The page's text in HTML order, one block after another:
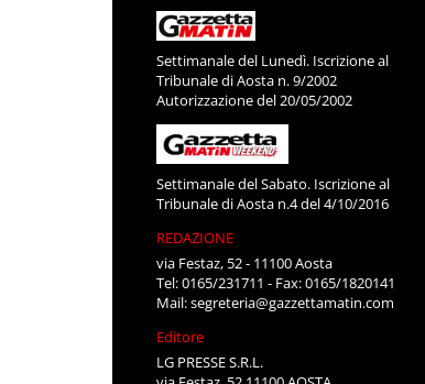
Settimanale del Lunedì. Iscrizione al
Tribunale di Aosta n. 9/2002
Autorizzazione del 20/05/2002
Settimanale del Sabato. Iscrizione al
Tribunale di Aosta n.4 del 4/10/2016
REDAZIONE
via Festaz, 52 - 11100 Aosta
Tel: 0165/231711 - Fax: 0165/1820141
Mail:segreteria@gazzettamatin.com
Editore
LG PRESSE S.R.L.